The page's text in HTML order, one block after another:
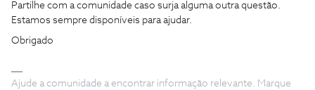
Partilhe com a comunidade caso surja alguma outra questão.
Estamos sempre disponíveis para ajudar.
Obrigado
Ajude a comunidade a encontrar informação relevante. Marque